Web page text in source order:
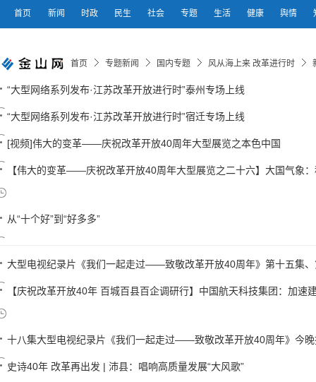
首页 新闻 时政 民生 社会 专题 生活 健康 舆情
首页 专题新闻 国内专题 风从海上来 改革进行时
“大型网络系列发布·江苏改革开放进行时”泰州专场上线
“大型网络系列发布·江苏改革开放进行时”宿迁专场上线
[视频]伟大的变革——庆祝改革开放40周年大型展览之本色中国
【伟大的变革——庆祝改革开放40周年大型展览之二十六】大国气象
从“十个好”到“好多多”
大型电视纪录片《我们一起走过——致敬改革开放40周年》第十五集
【庆祝改革开放40年 百城百县百企调研行】中国航天科技集团：加速
十八集大型电视纪录片《我们一起走过——致敬改革开放40周年》今
史诗40年 改革再出发 | 沛县：唱响高质量发展“大风歌”